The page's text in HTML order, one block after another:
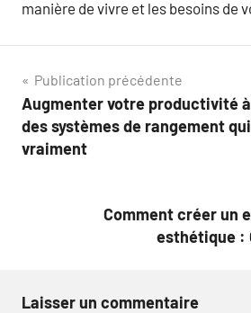
manière de vivre et les besoins de
Navigation
de
l’article
Publication précédente
Augmenter votre productivité
des systèmes de rangement
vraiment
Comment créer un
esthétique :
Laisser un commentaire